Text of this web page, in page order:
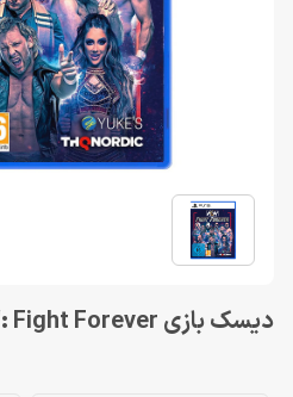
دیسک بازی AEW: Fight Forever برای PS5